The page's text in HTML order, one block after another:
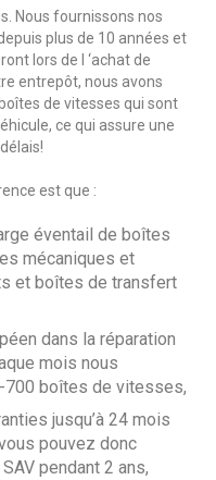
Nous fournissons nos
plus de 10 années et
lors de l ‘achat de
entrepôt, nous avons
de vitesses qui sont
ce qui assure une
est que :
éventail de boîtes
mécaniques et
et boîtes de transfert
dans la réparation
mois nous
700 boîtes de vitesses,
jusqu’à 24 mois
pouvez donc
pendant 2 ans,